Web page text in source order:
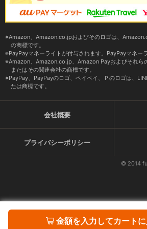
金額を入力してカート
Amazon、Amazon.co.jpおよびそのロゴは、
の商標です。
PayPayマネーライトが付与されます。PayPayマネー
Amazon、Amazon.co.jp、Amazon Payおよびそれら
またはその関連会社の商標です。
PayPay、PayPayのロゴ、ペイペイ、Ｐのロゴは、
たは商標です。
会社概要
プライバシーポリシー
© 2014